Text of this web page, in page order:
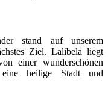
stand auf unserem
Ziel. Lalibela liegt
einer wunderschönen
heilige Stadt und